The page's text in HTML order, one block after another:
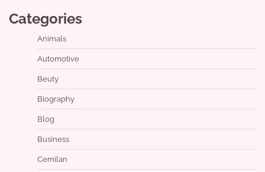
Categories
Animals
Automotive
Beuty
Biography
Blog
Business
Cemilan